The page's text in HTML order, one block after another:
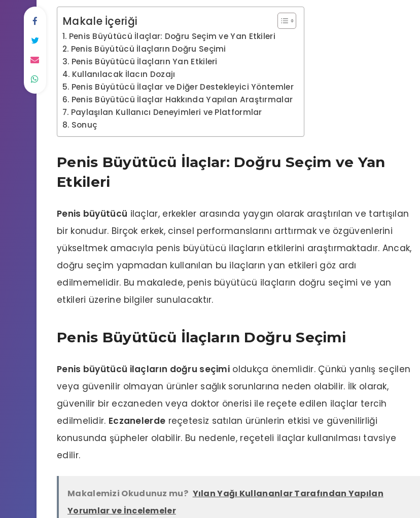
Makale İçeriği
Penis Büyütücü İlaçlar: Doğru Seçim ve Yan Etkileri
Penis Büyütücü İlaçların Doğru Seçimi
Penis Büyütücü İlaçların Yan Etkileri
Kullanılacak İlacın Dozajı
Penis Büyütücü İlaçlar ve Diğer Destekleyici Yöntemler
Penis Büyütücü İlaçlar Hakkında Yapılan Araştırmalar
Paylaşılan Kullanıcı Deneyimleri ve Platformlar
Sonuç
Penis Büyütücü İlaçlar: Doğru Seçim ve Yan
Etkileri
Penis büyütücü ilaçlar, erkekler arasında yaygın olarak araştırılan ve tartışılan
bir konudur. Birçok erkek, cinsel performanslarını arttırmak ve özgüvenlerini
yükseltmek amacıyla penis büyütücü ilaçların etkilerini araştırmaktadır. Ancak,
doğru seçim yapmadan kullanılan bu ilaçların yan etkileri göz ardı
edilmemelidir. Bu makalede, penis büyütücü ilaçların doğru seçimi ve yan
etkileri üzerine bilgiler sunulacaktır.
Penis Büyütücü İlaçların Doğru Seçimi
Penis büyütücü ilaçların doğru seçimi oldukça önemlidir. Çünkü yanlış seçilen
veya güvenilir olmayan ürünler sağlık sorunlarına neden olabilir. İlk olarak,
güvenilir bir eczaneden veya doktor önerisi ile reçete edilen ilaçlar tercih
edilmelidir. Eczanelerde reçetesiz satılan ürünlerin etkisi ve güvenilirliği
konusunda şüpheler olabilir. Bu nedenle, reçeteli ilaçlar kullanılması tavsiye
edilir.
Makalemizi Okudunuz mu? Yılan Yağı Kullananlar Tarafından Yapılan
Yorumlar ve İncelemeler